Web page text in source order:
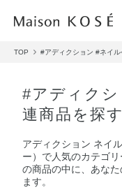
TOP #アディクション #ネイル
#アディク
連商品を探す
アディクション ネイ
ー）で人気のカテゴ
の商品の中に、あな
ます。